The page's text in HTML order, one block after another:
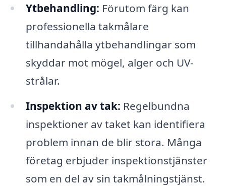
Ytbehandling: Förutom färg kan
professionella takmålare
tillhandahålla ytbehandlingar som
skyddar mot mögel, alger och UV-
strålar.
Inspektion av tak: Regelbundna
inspektioner av taket kan identifiera
problem innan de blir stora. Många
företag erbjuder inspektionstjänster
som en del av sin takmålningstjänst.